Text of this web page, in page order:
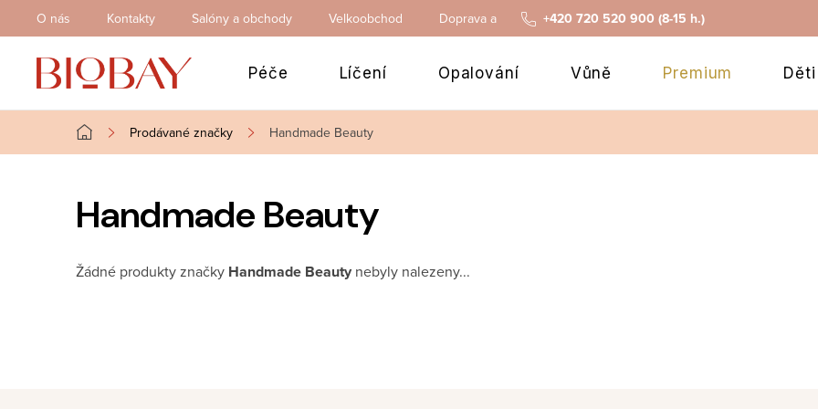
na
obsah
+420 720 520 900 (8-15 h.)
O nás Kontakty Salóny a obchody Velkoobchod Doprava a platba
Péče Líčení Opalování Vůně Premium Děti
Domů
Prodávané značky Handmade Beauty
Handmade Beauty
Žádné produkty značky Handmade Beauty nebyly nalezeny...